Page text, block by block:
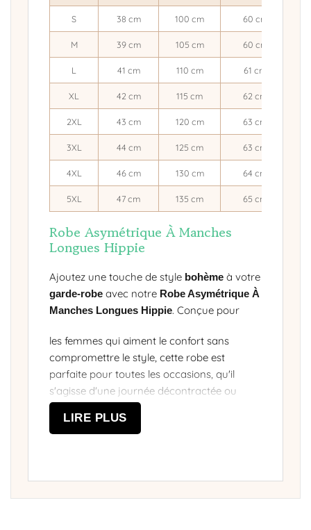
S 38 cm 100 cm 60 cm
M 39 cm 105 cm 60 cm
L 41 cm 110 cm 61 cm
XL 42 cm 115 cm 62 cm
2XL 43 cm 120 cm 63 cm
3XL 44 cm 125 cm 63 cm
4XL 46 cm 130 cm 64 cm
5XL 47 cm 135 cm 65 cm
Robe Asymétrique À Manches
Longues Hippie
Ajoutez une touche de style bohème à votre
garde-robe avec notre Robe Asymétrique À
Manches Longues Hippie. Conçue pour
les femmes qui aiment le confort sans
compromettre le style, cette robe est
parfaite pour toutes les occasions, qu'il
s'agisse d'une journée décontractée ou
d'une soirée habillée. Fabriquée en
coton, elle est douce et fluide, offrant une
Un look boho chic pour toutes les
occasions
LIRE PLUS